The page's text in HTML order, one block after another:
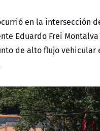
en la intersección
Eduardo Frei
de alto flujo vehicular